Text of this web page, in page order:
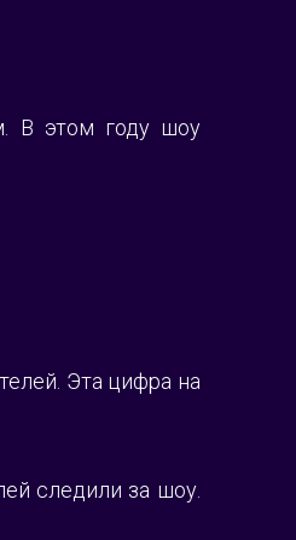
В этом году шоу
Эта цифра на
следили за шоу.